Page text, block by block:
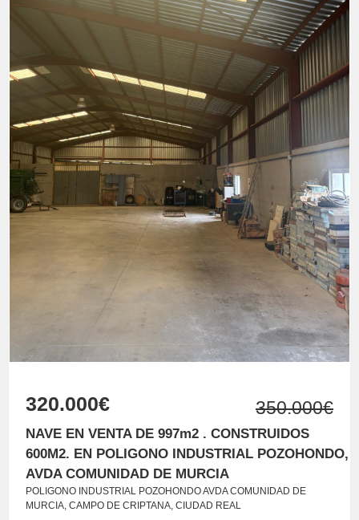
320.000€ 350.000€
NAVE EN VENTA DE 997m2 . CONSTRUIDOS
600M2. EN POLIGONO INDUSTRIAL POZOHONDO,
AVDA COMUNIDAD DE MURCIA
POLIGONO INDUSTRIAL POZOHONDO AVDA COMUNIDAD DE
MURCIA, CAMPO DE CRIPTANA, CIUDAD REAL